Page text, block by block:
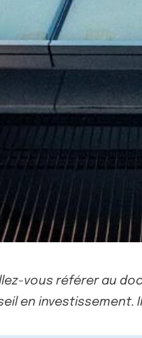
vous référer au
en